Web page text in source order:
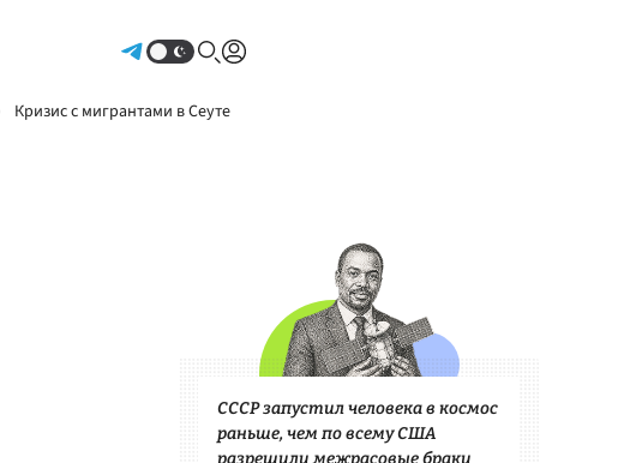
Кризис с мигрантами в Сеуте
СССР запустил человека в космос
раньше, чем по всему США
разрешили межрасовые браки